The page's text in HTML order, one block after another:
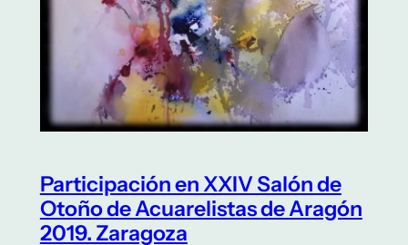
Participación en XXIV Salón de
Otoño de Acuarelistas de Aragón
2019. Zaragoza